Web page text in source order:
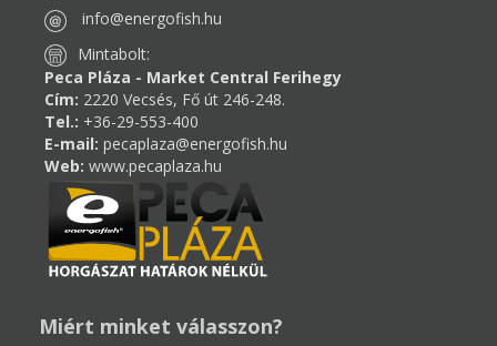
info@energofish.hu
Mintabolt:
Peca Pláza - Market Central Ferihegy
Cím: 2220 Vecsés, Fő út 246-248.
Tel.: +36-29-553-400
E-mail: pecaplaza@energofish.hu
Web: www.pecaplaza.hu
Miért minket válasszon?